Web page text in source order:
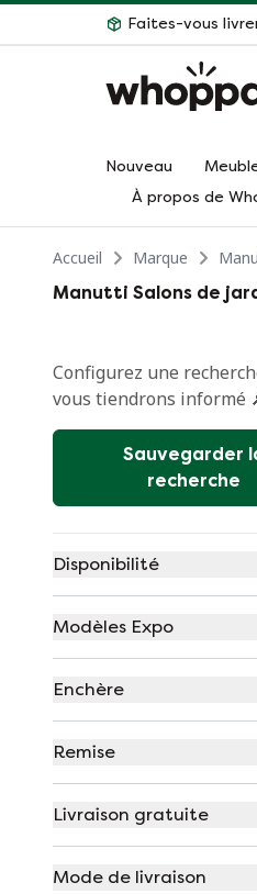
Faites-vous
Nouveau
À propos de
Accueil Marque
Manutti Salons de
Configurez une
vous tiendrons informé
Sauvegarder
recherche
Disponibilité
Modèles Expo
Enchère
Remise
Livraison gratuite
Mode de livraison